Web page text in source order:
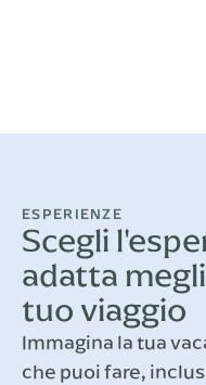
ESPERIENZE
Scegli
adatta
tuo viaggio
Immagina la tua
che puoi fare,